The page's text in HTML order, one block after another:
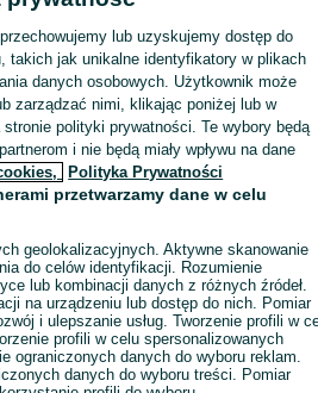
- Podlaskie
Butelki kolekcjonerskie -
- Przydworcowe
Wyświetlenia:
Wyślij wiadomość
lub uzyskujemy dostęp do
takich jak unikalne identyfikatory w plikach
danych osobowych. Użytkownik może
zarządzać nimi, klikając poniżej lub w
polityki prywatności. Te wybory będą
i nie będą miały wpływu na dane
Polityka Prywatności
przetwarzamy dane w celu
geolokalizacyjnych. Aktywne skanowanie
do celów identyfikacji. Rozumienie
lub kombinacji danych z różnych źródeł.
na urządzeniu lub dostęp do nich. Pomiar
i ulepszanie usług. Tworzenie profili w
profili w celu spersonalizowanych
ograniczonych danych do wyboru reklam.
danych do wyboru treści. Pomiar